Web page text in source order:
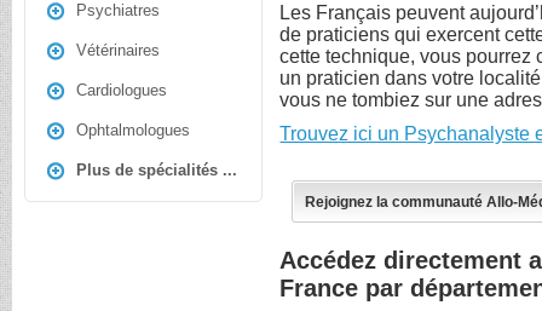
Psychiatres
Vétérinaires
Cardiologues
Ophtalmologues
Plus de spécialités ...
Les Français peuvent
de praticiens qui exercent
cette technique, vous pourrez
un praticien dans votre
vous ne tombiez sur une
Trouvez ici un Psychanalyste
Rejoignez la communauté Allo-
Accédez directement
France par